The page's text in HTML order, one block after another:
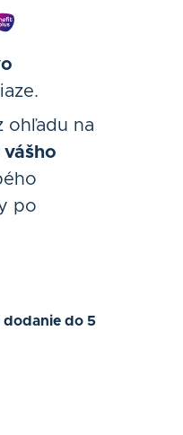
ohľadu na
po
dodanie do 5